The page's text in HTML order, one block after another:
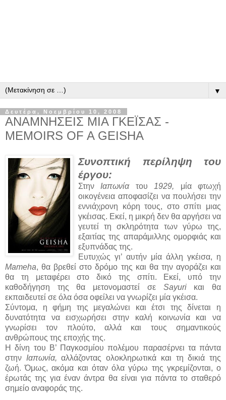
▼
Δευτέρα, Νοεμβρίου 10, 2008
ΑΝΑΜΝΗΣΕΙΣ ΜΙΑ ΓΚΕΪΣΑΣ -
MEMOIRS OF A GEISHA
Συνοπτική περίληψη του
έργου:
Στην Ιαπωνίατου 1929, μία φτωχή
οικογένεια αποφασίζει να πουλήσει την
εννιάχρονη κόρη τους, στο σπίτι μιας
γκέισας. Εκεί, η μικρή δεν θα αργήσει να
γευτεί τη σκληρότητα των γύρω της,
εξαιτίας της απαράμιλλης ομορφιάς και
εξυπνάδας της.
Ευτυχώς γι’ αυτήν μία άλλη γκέισα, η
Mameha, θα βρεθεί στο δρόμο της και θα την αγοράζει και
θα τη μεταφέρει στο δικό της σπίτι. Εκεί, υπό την
καθοδήγηση της θα μετονομαστεί σε Sayuriκαι θα
εκπαιδευτεί σε όλα όσα οφείλει να γνωρίζει μία γκέισα.
Σύντομα, η φήμη της μεγαλώνει και έτσι της δίνεται η
δυνατότητα να εισχωρήσει στην καλή κοινωνία και να
γνωρίσει τον πλούτο, αλλά και τους σημαντικούς
ανθρώπους της εποχής της.
Η δίνη του Β’ Παγκοσμίου πολέμου παρασέρνει τα πάντα
στην Ιαπωνία, αλλάζοντας ολοκληρωτικά και τη δικιά της
ζωή. Όμως, ακόμα και όταν όλα γύρω της γκρεμίζονται, ο
έρωτάς της για έναν άντρα θα είναι για πάντα το σταθερό
σημείο αναφοράς της.